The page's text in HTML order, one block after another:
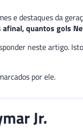
e destaques da
afinal, quantos gols
neste artigo.
por ele.
Jr.